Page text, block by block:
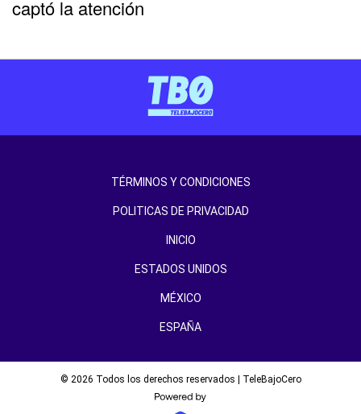
captó la atención
TÉRMINOS Y CONDICIONES
POLITICAS DE PRIVACIDAD
INICIO
ESTADOS UNIDOS
MÉXICO
ESPAÑA
© 2026 Todos los derechos reservados | TeleBajoCero